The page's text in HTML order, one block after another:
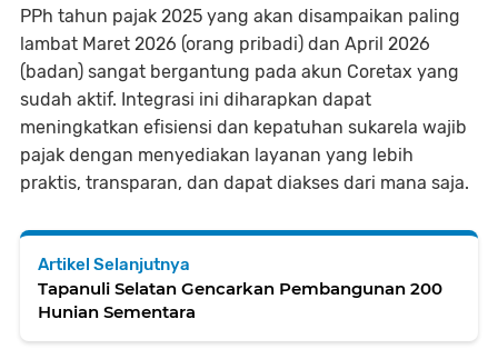
PPh tahun pajak 2025 yang akan disampaikan paling
lambat Maret 2026 (orang pribadi) dan April 2026
(badan) sangat bergantung pada akun Coretax yang
sudah aktif. Integrasi ini diharapkan dapat
meningkatkan efisiensi dan kepatuhan sukarela wajib
pajak dengan menyediakan layanan yang lebih
praktis, transparan, dan dapat diakses dari mana saja.
Artikel Selanjutnya
Tapanuli Selatan Gencarkan Pembangunan 200
Hunian Sementara